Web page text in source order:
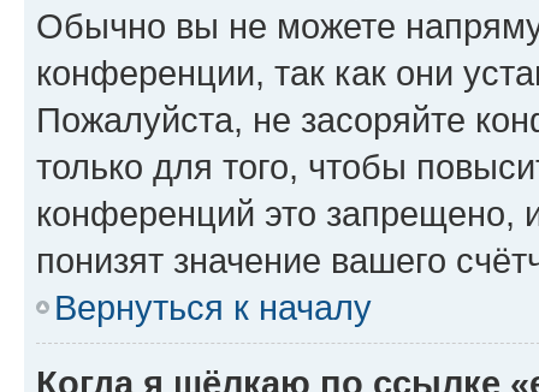
Обычно вы не можете
конференции, так как они
Пожалуйста, не засоряйте
только для того, чтобы
конференций это запрещено,
понизят значение вашего
Вернуться к началу
Когда я щёлкаю по ссылке